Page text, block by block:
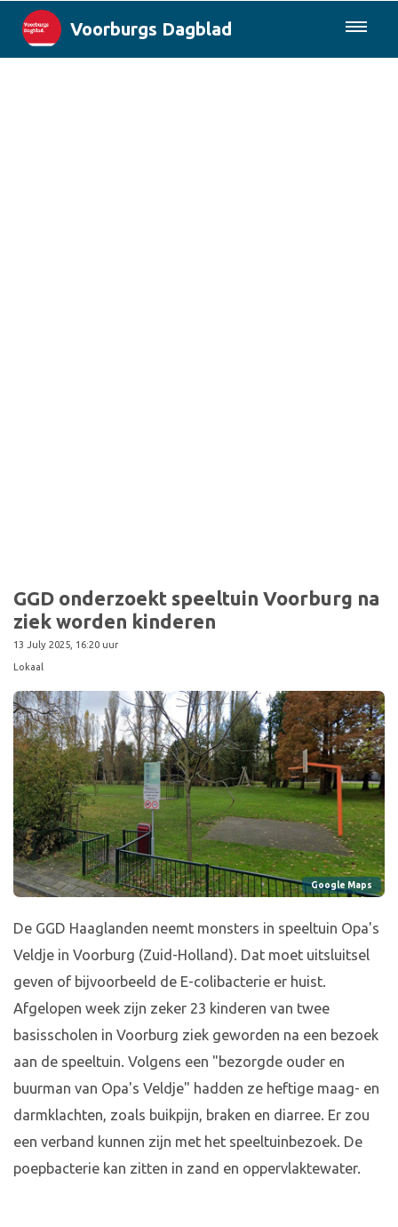
Voorburgs Dagblad
GGD onderzoekt speeltuin Voorburg na
ziek worden kinderen
13 July 2025, 16:20 uur
Lokaal
Google Maps
De GGD Haaglanden neemt monsters in speeltuin Opa's
Veldje in Voorburg (Zuid-Holland). Dat moet uitsluitsel
geven of bijvoorbeeld de E-colibacterie er huist.
Afgelopen week zijn zeker 23 kinderen van twee
basisscholen in Voorburg ziek geworden na een bezoek
aan de speeltuin. Volgens een "bezorgde ouder en
buurman van Opa's Veldje" hadden ze heftige maag- en
darmklachten, zoals buikpijn, braken en diarree. Er zou
een verband kunnen zijn met het speeltuinbezoek. De
poepbacterie kan zitten in zand en oppervlaktewater.